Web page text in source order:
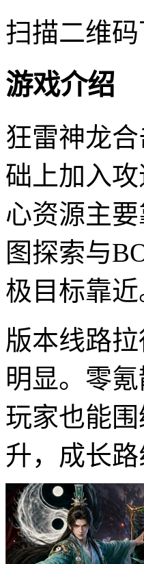
扫描二维
游戏介绍
狂雷神龙
础上加入
心资源主
图探索与
极目标靠近
版本线路
明显。零
玩家也能
升，成长